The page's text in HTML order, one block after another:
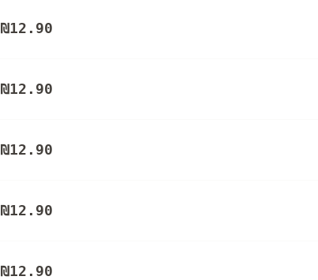
₪12.90
₪12.90
₪12.90
₪12.90
₪12.90